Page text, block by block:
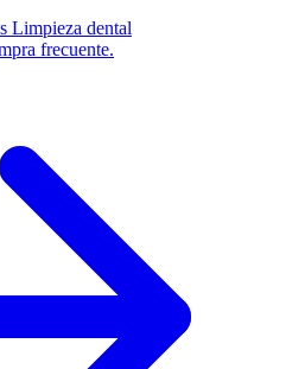
Limpieza dental
frecuente.